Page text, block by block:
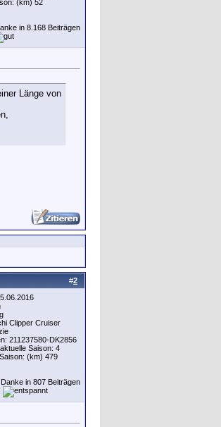
(km) 52
in 8.168 Beiträgen
Länge von
#2
Clipper Cruiser
211237580-DK2856
Saison: 4
(km) 479
in 807 Beiträgen